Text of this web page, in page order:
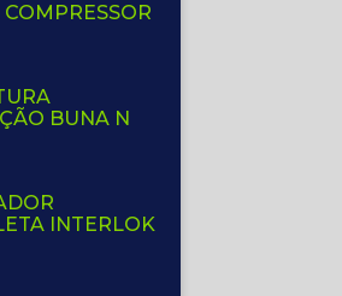
COMPRESSOR
BUNA N
INTERLOK